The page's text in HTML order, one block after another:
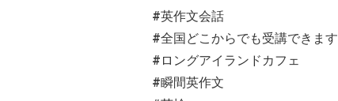
#英作文会話
#全国どこからでも受講できます
#ロングアイランドカフェ
#瞬間英作文